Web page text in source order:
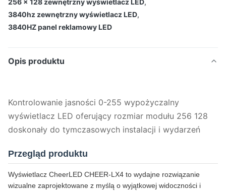
256 x 128 zewnętrzny wyświetlacz LED,
3840hz zewnętrzny wyświetlacz LED,
3840HZ panel reklamowy LED
Opis produktu
Kontrolowanie jasności 0-255 wypożyczalny
wyświetlacz LED oferujący rozmiar modułu 256 128
doskonały do tymczasowych instalacji i wydarzeń
Przegląd produktu
Wyświetlacz CheerLED CHEER-LX4 to wydajne rozwiązanie
wizualne zaprojektowane z myślą o wyjątkowej widoczności i